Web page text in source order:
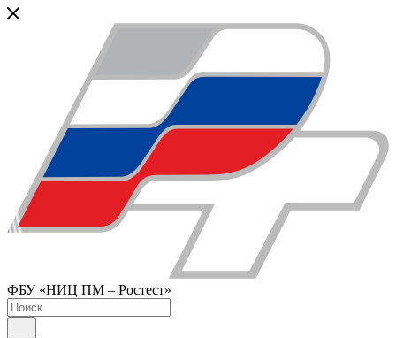
ФБУ «НИЦ ПМ – Ростест»